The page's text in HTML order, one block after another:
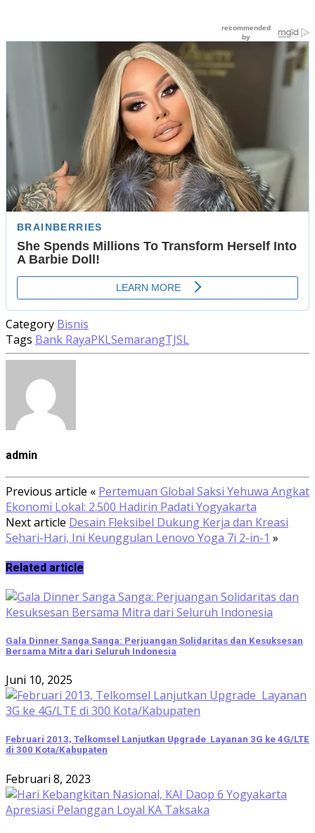
Category Bisnis
Tags Bank RayaPKLSemarangTJSL
admin
Previous article « Pertemuan Global Saksi Yehuwa Angkat
Ekonomi Lokal: 2.500 Hadirin Padati Yogyakarta
Next article Desain Fleksibel Dukung Kerja dan Kreasi
Sehari-Hari, Ini Keunggulan Lenovo Yoga 7i 2-in-1 »
Related article
Gala Dinner Sanga Sanga: Perjuangan Solidaritas dan Kesuksesan
Bersama Mitra dari Seluruh Indonesia
Juni 10, 2025
Februari 2013, Telkomsel Lanjutkan Upgrade Layanan 3G ke 4G/LTE
di 300 Kota/Kabupaten
Februari 8, 2023